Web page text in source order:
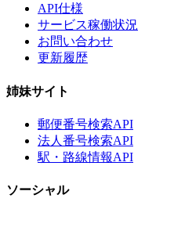
API仕様
サービス稼働状況
お問い合わせ
更新履歴
姉妹サイト
郵便番号検索API
法人番号検索API
駅・路線情報API
ソーシャル